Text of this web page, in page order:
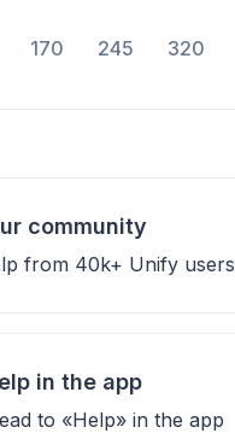
170 245 320
community
from 40k+ Unify users
in the app
to «Help» in the app